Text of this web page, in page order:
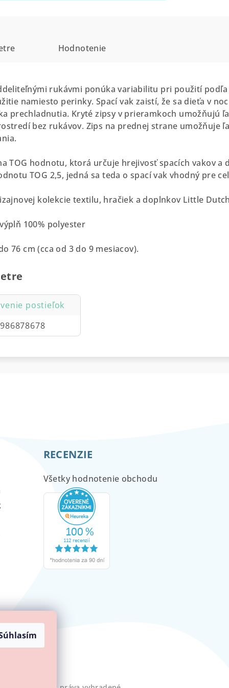
Hodnotenie
rukávmi ponúka variabilitu pri použití
namiesto perinky. Spací vak zaistí, že sa dieťa v
prechladnutia. Kryté zipsy v prieramkoch umožňujú
bez rukávov. Zips na prednej strane umožňuje
TOG hodnotu, ktorá určuje hrejivosť spacích vakov
TOG 2,5, jedná sa teda o spací vak vhodný pre
kolekcie textilu, hračiek a doplnkov Little
100% polyester
76 cm (cca od 3 do 9 mesiacov).
postieľok
RECENZIE
Všetky hodnotenie obchodu